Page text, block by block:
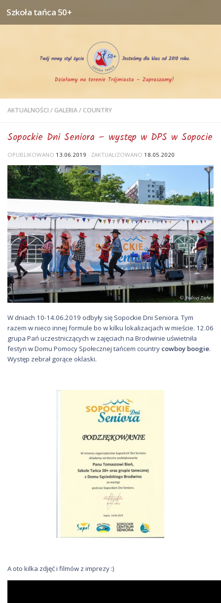
Przejdź do treści
Szkoła tańca 50+
AKTUALNOŚCI /GALERIA/COUNTRY
Sopockie Dni Seniora – występ w DPS w Sopocie
OPUBLIKOWANO 13.06.2019 · ZAKTUALIZOWANO 18.05.2020
W dniach 10-14.06.2019 odbyły się Sopockie Dni Seniora. Tym
razem w nieco innej formule bo w kilku lokalizacjach w mieście. 12.06
grupa Pań uczestniczących w zajęciach na Brodwinie uświetniła
festyn w Domu Pomocy Społecznej tańcem country cowboy boogie.
Występ zebrał gorące oklaski.
A oto kilka zdjęć i filmów z imprezy :)